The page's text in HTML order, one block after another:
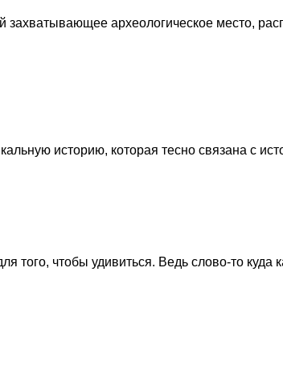
археологическое место,
историю, которая тесно связана с
того, чтобы удивиться. Ведь слово-то куда